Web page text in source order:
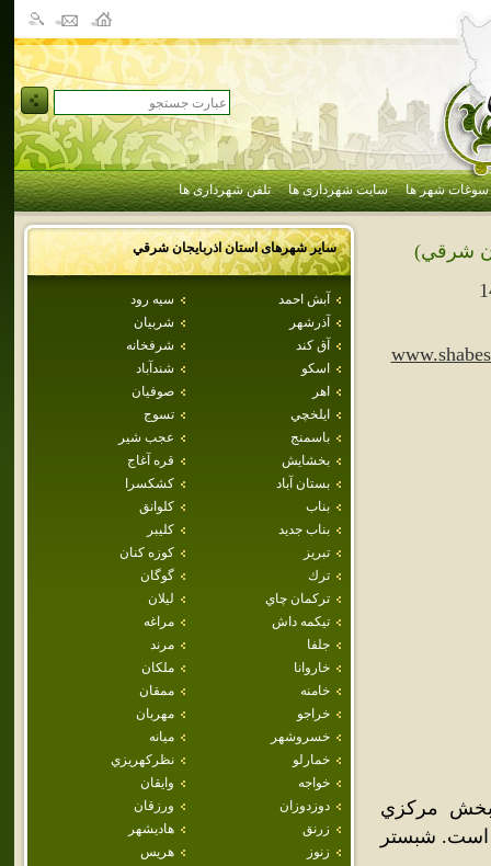
سوغات شهر ها سایت شهرداری ها تلفن شهرداری ها
سایر شهرهای استاناذربايجان شرقي
آبش احمد
سيه رود
آذرشهر
شربيان
آق كند
شرفخانه
اسكو
شندآباد
اهر
صوفيان
ايلخچي
تسوج
باسمنج
عجب شير
بخشايش
قره آغاج
بستان آباد
كشكسرا
بناب
كلوانق
بناب جديد
كليبر
تبريز
كوزه كنان
ترك
گوگان
تركمان چاي
ليلان
تيكمه داش
مراغه
جلفا
مرند
خاروانا
ملكان
خامنه
ممقان
خراجو
مهربان
خسروشهر
ميانه
خمارلو
نظركهريزي
خواجه
وايقان
دوزدوزان
ورزقان
زرنق
هاديشهر
زنوز
هريس
شرقي)
بخش مرکزي
است. شبستر